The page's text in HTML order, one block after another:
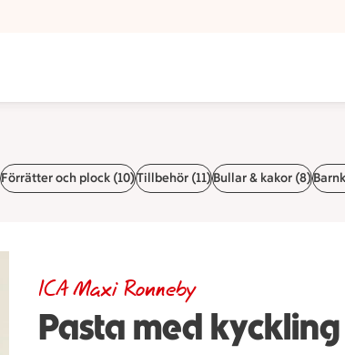
Förrätter och plock (10)Tillbehör (11)Bullar & kakor (8)
Pasta med
ICA Maxi Ronneby